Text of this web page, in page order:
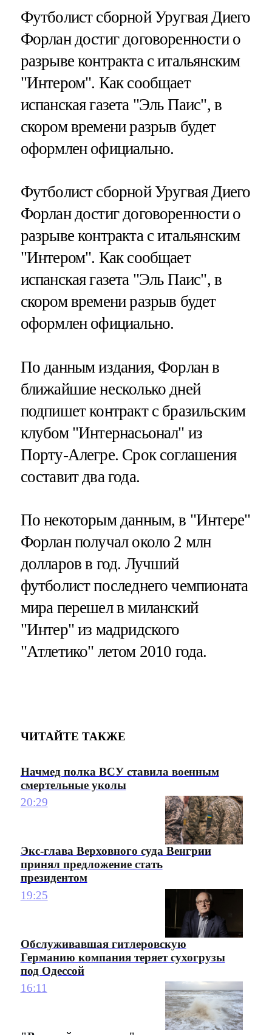
Футболист сборной Уругвая Диего
Форлан достиг договоренности о
разрыве контракта с итальянским
"Интером". Как сообщает
испанская газета "Эль Паис", в
скором времени разрыв будет
оформлен официально.
Футболист сборной Уругвая Диего
Форлан достиг договоренности о
разрыве контракта с итальянским
"Интером". Как сообщает
испанская газета "Эль Паис", в
скором времени разрыв будет
оформлен официально.
По данным издания, Форлан в
ближайшие несколько дней
подпишет контракт с бразильским
клубом "Интернасьонал" из
Порту-Алегре. Срок соглашения
составит два года.
По некоторым данным, в "Интере"
Форлан получал около 2 млн
долларов в год. Лучший
футболист последнего чемпионата
мира перешел в миланский
"Интер" из мадридского
"Атлетико" летом 2010 года.
ЧИТАЙТЕ ТАКЖЕ
Начмед полка ВСУ ставила военным
смертельные уколы
20:29
Экс-глава Верховного суда Венгрии
принял предложение стать
президентом
19:25
Обслуживавшая гитлеровскую
Германию компания теряет сухогрузы
под Одессой
16:11